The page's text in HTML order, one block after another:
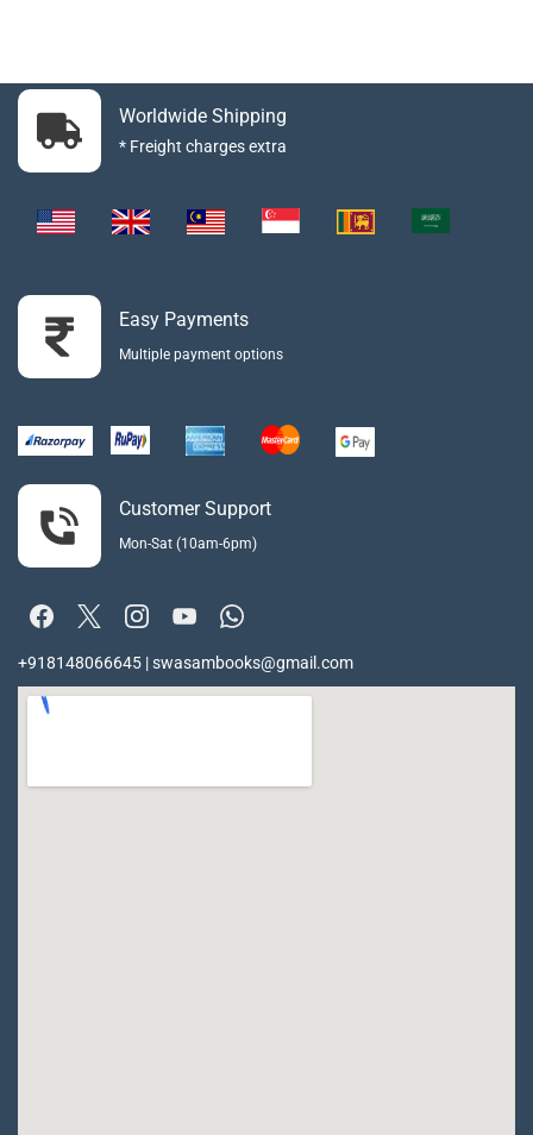
Worldwide Shipping
* Freight charges extra
Easy Payments
Multiple payment options
Customer Support
Mon-Sat (10am-6pm)
+918148066645 | swasambooks@gmail.com